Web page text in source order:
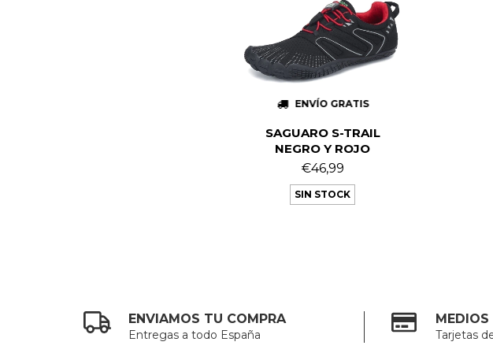
ENVÍO GRATIS
SAGUARO S-TRAIL
NEGRO Y ROJO
€46,99
SIN STOCK
ENVIAMOS TU COMPRA
Entregas a todo España
MEDIOS
Tarjetas